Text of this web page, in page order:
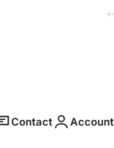
Contact Account